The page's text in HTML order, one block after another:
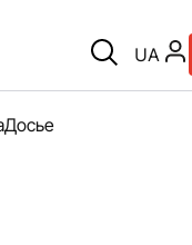
UA
Досье